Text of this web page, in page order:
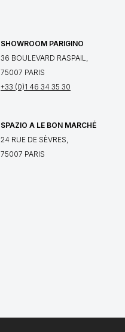
SHOWROOM PARIGINO
36 BOULEVARD RASPAIL,
75007 PARIS
+33 (0)1 46 34 35 30
SPAZIO A LE BON MARCHÉ
24 RUE DE SÈVRES,
75007 PARIS